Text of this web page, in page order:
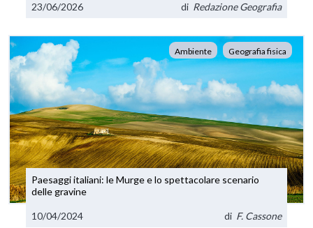
23/06/2026 di Redazione Geografia
Ambiente Geografia fisica
Paesaggi italiani: le Murge e lo spettacolare scenario
delle gravine
10/04/2024 di F. Cassone